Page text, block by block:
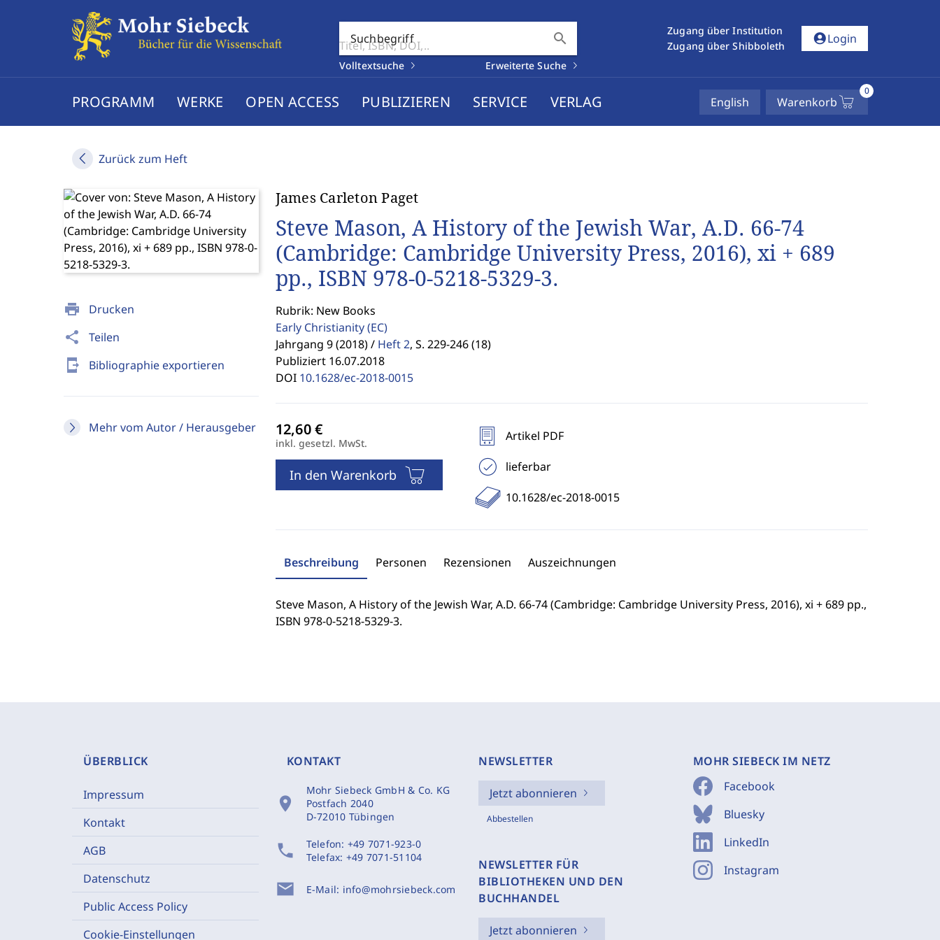
Suchbegriff search
Volltextsuche Erweiterte Suche
Zugang über Institution
Zugang über Shibboleth
account_circleLogin
PROGRAMM WERKE OPEN ACCESS PUBLIZIEREN SERVICE VERLAG English Warenkorb
0
Zurück zum Heft
print Drucken
share Teilen
send_to_mobile Bibliographie exportieren
Mehr vom Autor / Herausgeber
James Carleton Paget
Steve Mason, A History of the Jewish War, A.D. 66-74
(Cambridge: Cambridge University Press, 2016), xi + 689
pp., ISBN 978-0-5218-5329-3.
Rubrik: New Books
Early Christianity(EC)
Jahrgang 9 (2018) / Heft 2, S. 229-246 (18)
Publiziert 16.07.2018
DOI 10.1628/ec-2018-0015
inkl. gesetzl. MwSt.
In den Warenkorb
Artikel PDF
lieferbar
10.1628/ec-2018-0015
Beschreibung Personen Rezensionen Auszeichnungen
Steve Mason, A History of the Jewish War, A.D. 66-74 (Cambridge: Cambridge University Press, 2016), xi + 689 pp.,
ISBN 978-0-5218-5329-3.
ÜBERBLICK
Impressum
Kontakt
AGB
Datenschutz
Public Access Policy
Cookie-Einstellungen
KONTAKT
location_on
Mohr Siebeck GmbH & Co. KG
Postfach 2040
D-72010 Tübingen
phone Telefon: +49 7071-923-0
Telefax: +49 7071-51104
mail E-Mail: info@mohrsiebeck.com
NEWSLETTER
Jetzt abonnieren
Abbestellen
NEWSLETTER FÜR
BIBLIOTHEKEN UND DEN
BUCHHANDEL
Jetzt abonnieren
MOHR SIEBECK IM NETZ
Facebook
Bluesky
LinkedIn
Instagram